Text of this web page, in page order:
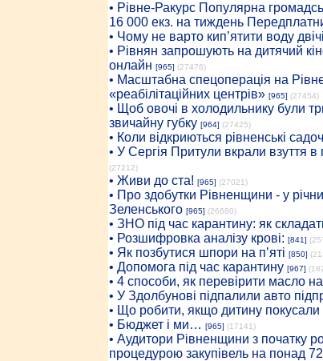
• Рiвне-Ракурс Популярна
16 000 екз. на тиждень
• Чому не варто кип’ятити воду двічі
• Рівнян запрошують на дитячий
онлайн [965] (27476)
• Масштабна спецоперація на
«реабілітаційних центрів» [965] (27454)
• Щоб овочі в холодильнику були
звичайну губку [964] (27425)
• Коли відкриються рівненські
• У Сергія Притули вкрали взуття в
(27212)
• Живи до ста! [965] (27021)
• Про здобутки Рівненщини - у
Зеленського [965] (26680)
• ЗНО під час карантину: як
• Розшифровка аналізу крові: [841]
• Як позбутися шпори на п’яті [850]
• Допомога під час карантину [967]
• 4 способи, як перевірити масло
• У Здолбунові підпалили авто
• Що робити, якщо дитину покусали
• Бюджет і ми… [965] (17141)
• Аудитори Рівненщини з початку
процедурою закупівель на понад